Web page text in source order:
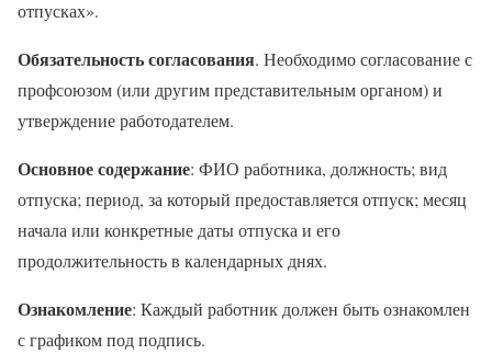
отпусках».
Обязательность согласования. Необходимо согласование с
профсоюзом (или другим представительным органом) и
утверждение работодателем.
Основное содержание: ФИО работника, должность; вид
отпуска; период, за который предоставляется отпуск; месяц
начала или конкретные даты отпуска и его
продолжительность в календарных днях.
Ознакомление: Каждый работник должен быть ознакомлен
с графиком под подпись.